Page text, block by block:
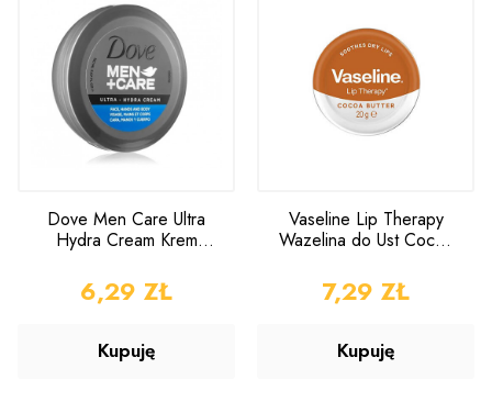
Dove Men Care Ultra
Hydra Cream Krem
CENA
6,29 ZŁ
Kupuję
Vaseline Lip Therapy
Wazelina do Ust Cocoa
CENA
7,29 ZŁ
Kupuję